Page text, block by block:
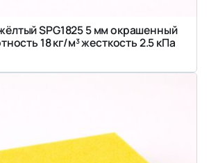
SPG1825 5 мм окрашенный
18 кг/м³ жесткость 2.5 кПа